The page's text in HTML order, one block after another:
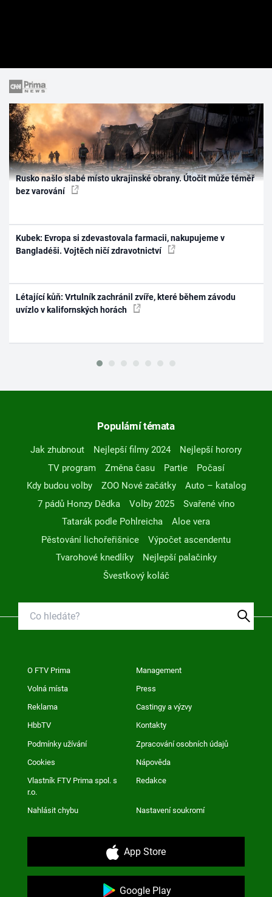
Rusko našlo slabé místo ukrajinské obrany. Útočit může téměř
bez varování
Kubek: Evropa si zdevastovala farmacii, nakupujeme v
Bangladéši. Vojtěch ničí zdravotnictví
Létající kůň: Vrtulník zachránil zvíře, které během závodu
uvízlo v kalifornských horách
Populární témata
Jak zhubnout Nejlepší filmy 2024
Nejlepší horory
TV program
Změna času Partie
Počasí
Kdy budou volby
ZOO Nové začátky
Auto – katalog
7 pádů Honzy Dědka
Volby 2025
Svařené víno
Tatarák podle Pohlreicha
Aloe vera
Pěstování lichořeřišnice
Výpočet ascendentu
Tvarohové knedlíky
Nejlepší palačinky
Švestkový koláč
O FTV Prima Management
Volná místa Press
Reklama Castingy a výzvy
HbbTV Kontakty
Podmínky užívání Zpracování osobních údajů
Cookies Nápověda
Vlastník FTV Prima spol. s
r.o.
Redakce
Nahlásit chybu Nastavení soukromí
App Store
Google Play